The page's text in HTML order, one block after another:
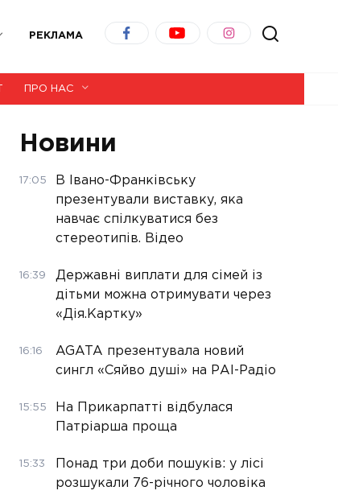
РЕКЛАМА
ПРО НАС
Новини
17:05
В Івано-Франківську
презентували виставку, яка
навчає спілкуватися без
стереотипів. Відео
16:39
Державні виплати для сімей із
дітьми можна отримувати через
«Дія.Картку»
16:16
AGATA презентувала новий
сингл «Сяйво душі» на РАІ-Радіо
15:55
На Прикарпатті відбулася
Патріарша проща
15:33
Понад три доби пошуків: у лісі
розшукали 76-річного чоловіка